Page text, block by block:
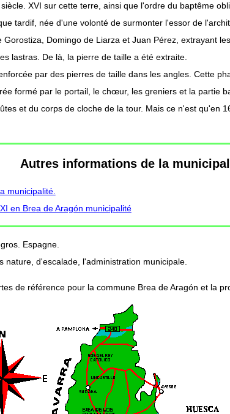
XVI sur cette terre, ainsi que l'ordre du baptême
tardif, née d'une volonté de surmonter l'essor de
Domingo de Liarza et Juan Pérez, extrayant
lastras. De là, la pierre de taille a été extraite.
par des pierres de taille dans les angles. Cette
formé par le portail, le chœur, les greniers et la partie
et du corps de cloche de la tour. Mais ce n'est qu'en
Autres informations de la
municipalité.
en Brea de Aragón municipalité
Espagne.
d'escalade, l'administration municipale.
de référence pour la commune Brea de Aragón et la